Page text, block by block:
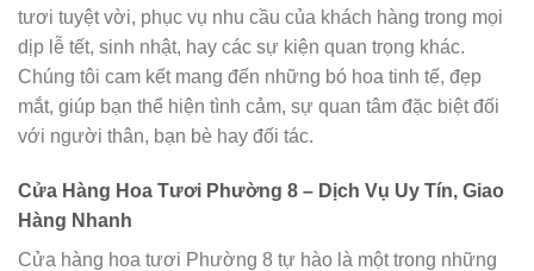
tươi tuyệt vời, phục vụ nhu cầu của khách hàng trong mọi
dịp lễ tết, sinh nhật, hay các sự kiện quan trọng khác.
Chúng tôi cam kết mang đến những bó hoa tinh tế, đẹp
mắt, giúp bạn thể hiện tình cảm, sự quan tâm đặc biệt đối
với người thân, bạn bè hay đối tác.
Cửa Hàng Hoa Tươi Phường 8 – Dịch Vụ Uy Tín, Giao
Hàng Nhanh
Cửa hàng hoa tươi Phường 8 tự hào là một trong những